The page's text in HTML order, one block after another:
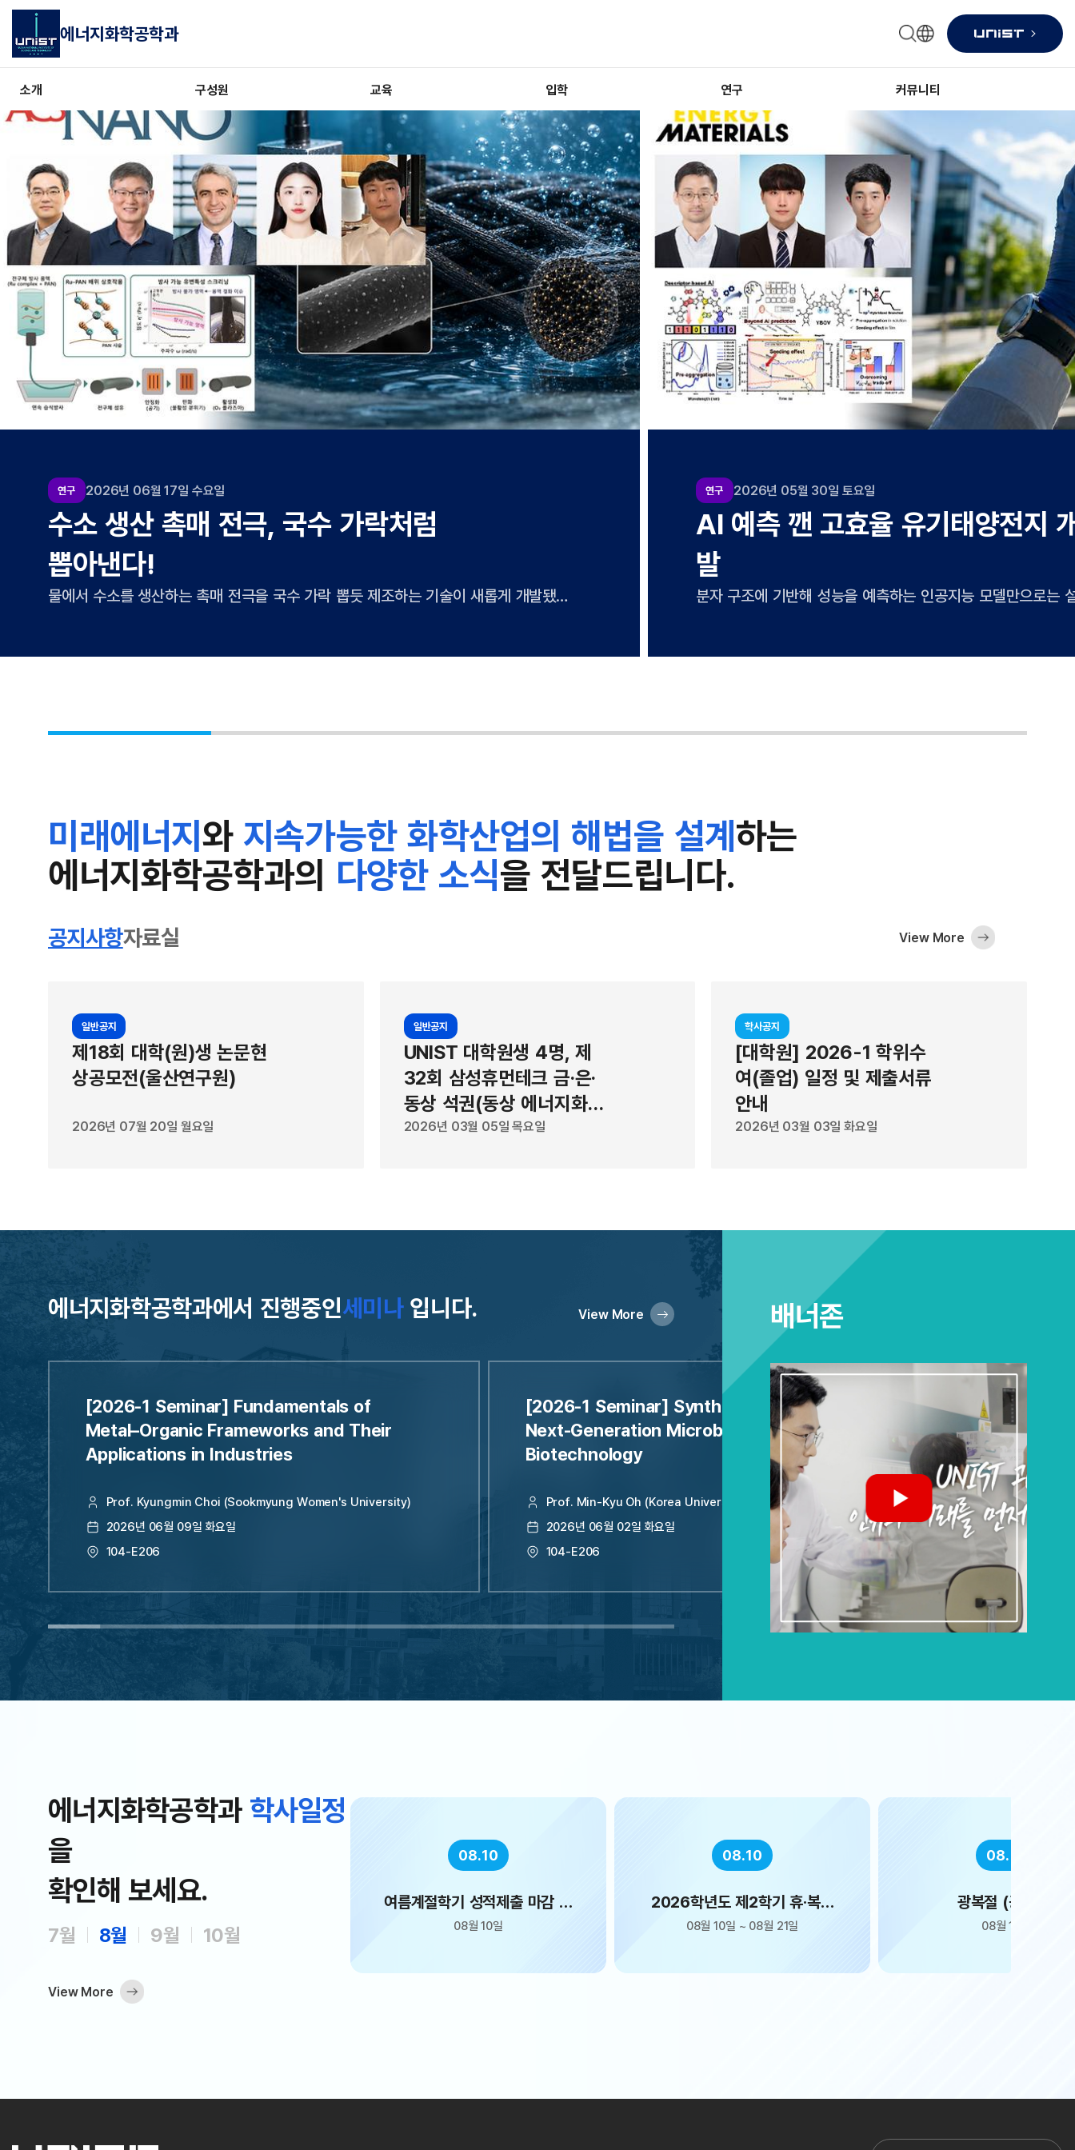
에너지화학공학과
소개 구성원 교육 입학 연구 커뮤니티
연구 2026년 05월 30일 토요일
AI 예측 깬 고효율 유기태양전지 개
발
분자 구조에 기반해 성능을 예측하는 인공지능 모델만으로는 설명하기 어려운 고효율
박막이 만들어지는 과정에서 결정 성장의 씨앗처럼 작용해 광활성층 박막의 분자 배열
을 더 질서 있게 만들어주고 전지 성능이 개선된다. 광활성층은 태양빛을 받아 전하입
자를 만드는 물질 층으로 광활성층 결정 배열이 반듯할수록 전지 성능이 좋아진다. 실
용매에 분자를 녹여 제조했을 때도 최대 19.67%의 높은 광전변환 효율을 기록했다.
또 YBOV는 다양한 광활성층 원료 조합에서도 뭉침 효과를 발휘해 전지 효율을 높일
분자를 첨가제처럼 소량 사용한 경우에도 모두 대조군보다 효율이 올라갔다. 이 같은
분자 간의 뭉침 효과는 유기태양전지의 성능을 예측하는 AI 모델에서는 잡아낼 수 없
는 것으로 나타났다. 연구진이 750개의 유기태양전지 데이터를 학습시켜 만든 AI 모
델이 유독 YBOV 분자가 들어간 유기태양전지의 개방전압을 낮게 예측한 것이다. AI
모델은 분자 하나의 구조만 보고 예측하기 때문에, 용액 속에서 분자들이 뭉치며 나타
대 유기태양전지의 상용화 가능성을 높일 수 있을 것으로 기대된다”고 설명했다. 이번
(Advanced Energy Materials)에 4월 20일 게재됐으며, 과학기술정보통신부 한국
연구 2026년 05월 22일 금요일
물 한 방울로 껐다 켰다 할 수 있는
발광 소재 개발!
수분을 머금으면 빛이 약해지는 복합 광소재가 개발됐다. 밝
들이 기름 방울에 갇혀 있고, 이 기름 방울들이 다시 돔 형태
가둬진 구조 덕분이다. 이 구조에서는 근적외선이 하이드로젤
가지 못하고, 기름 방울 사이에서 산란되면서 오래 머물게 된
하이드로젤이 수분을 머금으면 빛이 흩어지는 정도가 줄어들
선도 줄어들어 발광이 약해진다. 박정훈 교수팀은 이러한 구
변환 나노입자로 글자, 이모지 등을 만들고, 그 위를 밝게 빛
덮었다. 건조 상태에서는 근적외선을 비추어도 돔의 강한 빛
림이 보이지 않지만, 물을 머금으면 돔의 빛이 약해져 아래층
QR 코드 인식 시연은 반대로 건조 상태에서만 QR 코드가 인
드로젤 돔 영역과 상대적으로 어두운 고분자 영역을 조합해
밝은 상태의 변화가 4% 미만에 그쳤다. 응답성도 빨라, 물이
기가 약해지기 시작하고, 수 초 안에 눈에 띄게 어두워진다.
은 “상향변환 나노입자 자체를 복잡하게 바꾸지 않고도, 하이
동하는 길을 설계해 발광을 크게 높인 기술”이라고 설명했다.
자의 발광 색상과 하이드로젤 돔 패턴을 자유롭게 프로그래
단순해 보안 기술 분야뿐만 아니라 웨어러블 센서나 디스플레
확장할 수 있을 것”이라고 말했다. 이번 연구 결과는 세계적
머터리얼즈(Advanced Functional Materials)에 4월 20일
정보통신부 한국연구재단의 지원을 받아 이뤄졌다.
미래에너지와 지속가능한 화학산업의 해법을 설계하는
에너지화학공학과의 다양한 소식을 전달드립니다.
공지사항자료실
일반공지
제18회 대학(원)생 논문현
상공모전(울산연구원)
2026년 07월 20일 월요일
일반공지
UNIST 대학원생 4명, 제
32회 삼성휴먼테크 금·은·
동상 석권(동상 에너지화학
공학과 장유진)
2026년 03월 05일 목요일
학사공지
[대학원] 2026-1 학위수
여(졸업) 일정 및 제출서류
안내
2026년 03월 03일 화요일
View More
에너지화학공학과에서 진행중인세미나입니다.
[2026-1 Seminar] Fundamentals of
Metal–Organic Frameworks and Their
Applications in Industries
Prof. Kyungmin Choi (Sookmyung Women's University)
2026년 06월 09일 화요일
104-E206
[2026-1 Seminar] Synthetic Biology for
Next-Generation Microbial
Biotechnology
Prof. Min-Kyu Oh (Korea University)
2026년 06월 02일 화요일
104-E206
[2026-1
Thermal Energy for Carbon-Neutral
Power and
Prof. Sung-
2026년 05월 19
104-E206
View More 배너존
에너지화학공학과 학사일정
을
확인해 보세요.
7월 8월 9월 10월
View More
여름계절학기 성적제출 마감 및
확정
08월 10일
08.10
2026학년도 제2학기 휴·복학
신청 (2차)
08월 10일 ~ 08월 21일
08.15
광복절 (공휴일)
08월 15일
08.17
대체공휴일 (광복절)
08월 17일